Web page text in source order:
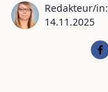
Redakteur/in:
14.11.2025